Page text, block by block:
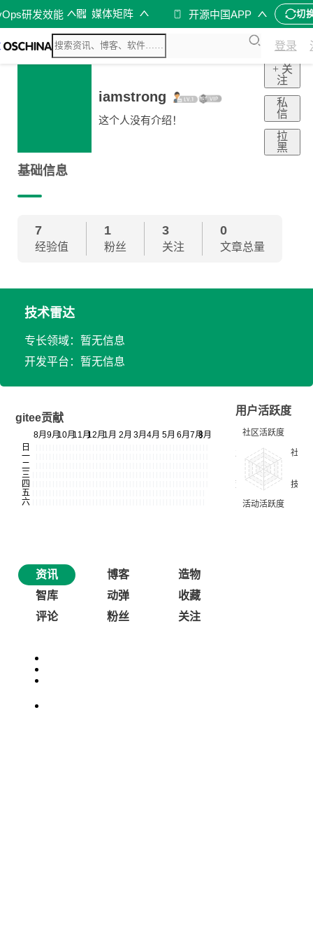
研发效能 媒体矩阵 开源中国APP 切
登录
iamstrong
这个人没有介绍！
+ 关
注
私
信
拉
黑
基础信息
7
经验值
1
粉丝
3
关注
0
文章总量
技术雷达
专长领域：暂无信息
开发平台：暂无信息
gitee贡献
用户活跃度
资讯 博客
造物
智库
动弹
收藏
评论
粉丝 关注